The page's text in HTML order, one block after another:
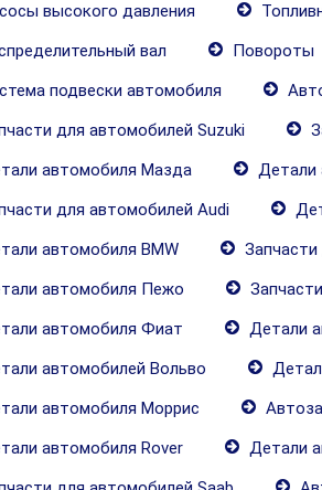
высокого давления
вал
Повороты
подвески автомобиля
для автомобилей Suzuki
автомобиля Мазда
Детали
для автомобилей Audi
автомобиля BMW
автомобиля Пежо
автомобиля Фиат
Детали
автомобилей Вольво
автомобиля Моррис
автомобиля Rover
Детали